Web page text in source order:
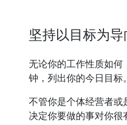
坚持以目标为导
无论你的工作性质如
钟，列出你的今日目标。
不管你是个体经营者
决定你要做的事对你很